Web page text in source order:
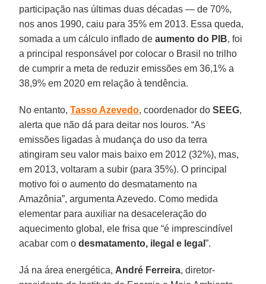
participação nas últimas duas décadas — de 70%,
nos anos 1990, caiu para 35% em 2013. Essa queda,
somada a um cálculo inflado deaumento do PIB, foi
a principal responsável por colocar o Brasil no trilho
de cumprir a meta de reduzir emissões em 36,1% a
38,9% em 2020 em relação à tendência.
No entanto,Tasso Azevedo, coordenador doSEEG,
alerta que não dá para deitar nos louros. “As
emissões ligadas à mudança do uso da terra
atingiram seu valor mais baixo em 2012 (32%), mas,
em 2013, voltaram a subir (para 35%). O principal
motivo foi o aumento do desmatamento na
Amazônia”, argumenta Azevedo. Como medida
elementar para auxiliar na desaceleração do
aquecimento global, ele frisa que “é imprescindível
acabar com odesmatamento, ilegal e legal”.
Já na área energética, André Ferreira, diretor-